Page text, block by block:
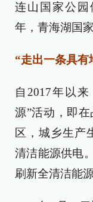
连山国家公
年，青海湖国
“走出一条具有
自2017年以
源”活动，即
区，城乡生产
清洁能源供电
刷新全清洁能